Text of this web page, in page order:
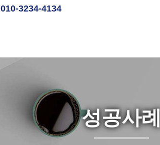
010-3234-4134
성공사례